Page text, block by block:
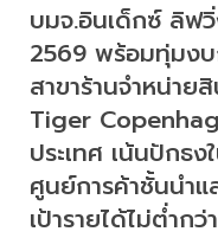
บมจ.อินเด็กซ์ ลิฟ
2569 พร้อมทุ่มง
สาขาร้านจำหน่าย
Tiger
ประเทศ เน้นปักธ
ศูนย์การค้าชั้นนำ
เป้ารายได้ไม่ต่ำก